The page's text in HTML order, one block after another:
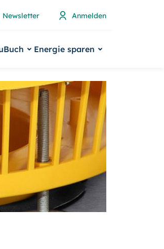
Newsletter Anmelden
Energie sparen